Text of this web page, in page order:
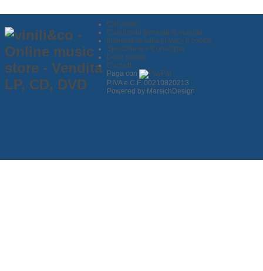
Chi siamo
Condizioni generali di vendita
Informativa sulla privacy e cookie
Spedizione e Consegna
Dove siamo
Contatti
Paga con
P.IVA e C.F. 00210820213
Powered by MarsichDesign